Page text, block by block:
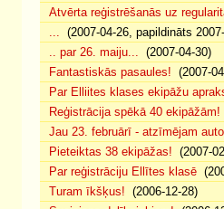
Atvērta reģistrēšanās uz
... (2007-04-26, papildināts
.. par 26. maiju... (2007-04-30)
Fantastiskās pasaules! (2007-
Par Elliites klases ekipāžu
Reģistrācija spēkā 40 ekipāžām!
Jau 23. februārī - atzīmējam
Pieteiktas 38 ekipāžas! (2007-
Par reģistrāciju Ellītes klasē
Turam īkšķus! (2006-12-28)